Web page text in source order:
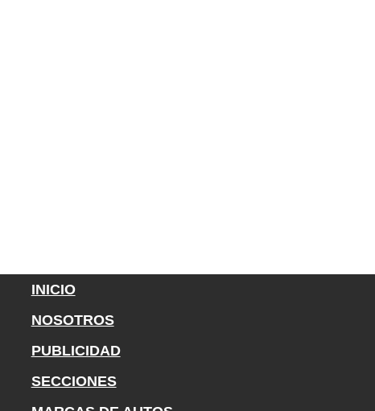
INICIO
NOSOTROS
PUBLICIDAD
SECCIONES